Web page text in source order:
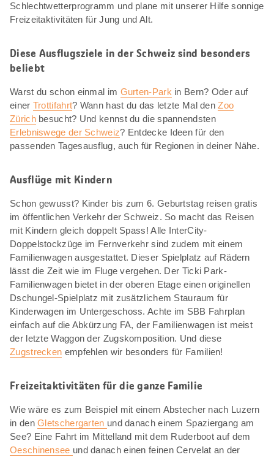
Schlechtwetterprogramm und plane mit unserer Hilfe sonnige
Freizeitaktivitäten für Jung und Alt.
Diese Ausflugsziele in der Schweiz sind besonders
beliebt
Warst du schon einmal im Gurten-Park in Bern? Oder auf
einer Trottifahrt? Wann hast du das letzte Mal denZoo
Zürichbesucht? Und kennst du die spannendsten
Erlebniswege der Schweiz? Entdecke Ideen für den
passenden Tagesausflug, auch für Regionen in deiner Nähe.
Ausflüge mit Kindern
Schon gewusst? Kinder bis zum 6. Geburtstag reisen gratis
im öffentlichen Verkehr der Schweiz. So macht das Reisen
mit Kindern gleich doppelt Spass! Alle InterCity-
Doppelstockzüge im Fernverkehr sind zudem mit einem
Familienwagen ausgestattet. Dieser Spielplatz auf Rädern
lässt die Zeit wie im Fluge vergehen. Der Ticki Park-
Familienwagen bietet in der oberen Etage einen originellen
Dschungel-Spielplatz mit zusätzlichem Stauraum für
Kinderwagen im Untergeschoss. Achte im SBB Fahrplan
einfach auf die Abkürzung FA, der Familienwagen ist meist
der letzte Waggon der Zugskomposition. Und diese
Zugstrecken empfehlen wir besonders für Familien!
Freizeitaktivitäten für die ganze Familie
Wie wäre es zum Beispiel mit einem Abstecher nach Luzern
in denGletschergarten und danach einem Spaziergang am
See? Eine Fahrt im Mittelland mit dem Ruderboot auf dem
Oeschinensee und danach einen feinen Cervelat an der